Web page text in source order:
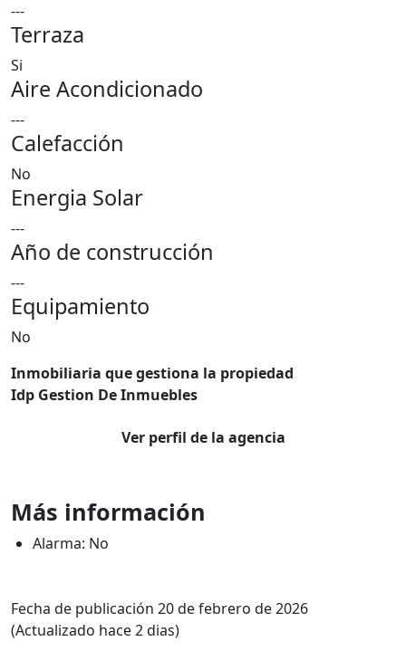
---
Terraza
Si
Aire Acondicionado
---
Calefacción
No
Energia Solar
---
Año de construcción
---
Equipamiento
No
Inmobiliaria que gestiona la propiedad
Idp Gestion De Inmuebles
Ver perfil de la agencia
Más información
Alarma: No
Fecha de publicación 20 de febrero de 2026
(Actualizado hace 2 dias)